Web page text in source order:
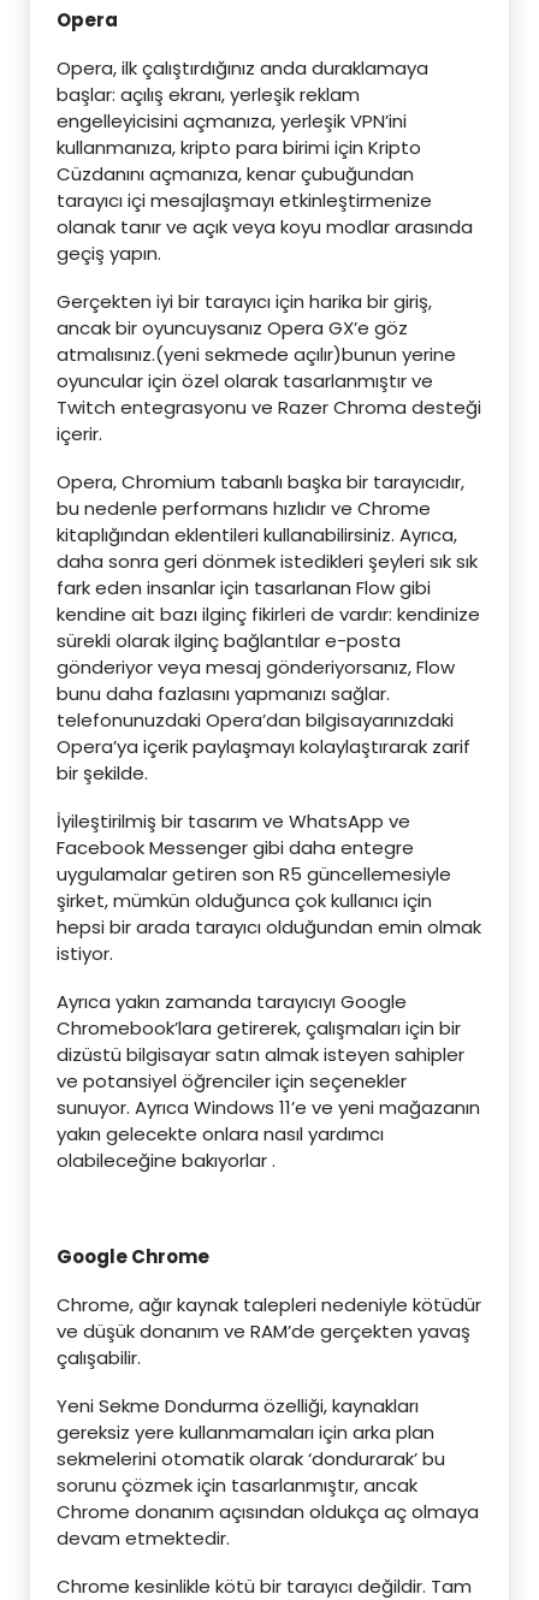
Opera
Opera, ilk çalıştırdığınız anda duraklamaya
başlar: açılış ekranı, yerleşik reklam
engelleyicisini açmanıza, yerleşik VPN’ini
kullanmanıza, kripto para birimi için Kripto
Cüzdanını açmanıza, kenar çubuğundan
tarayıcı içi mesajlaşmayı etkinleştirmenize
olanak tanır ve açık veya koyu modlar arasında
geçiş yapın.
Gerçekten iyi bir tarayıcı için harika bir giriş,
ancak bir oyuncuysanız Opera GX’e göz
atmalısınız.(yeni sekmede açılır)bunun yerine
oyuncular için özel olarak tasarlanmıştır ve
Twitch entegrasyonu ve Razer Chroma desteği
içerir.
Opera, Chromium tabanlı başka bir tarayıcıdır,
bu nedenle performans hızlıdır ve Chrome
kitaplığından eklentileri kullanabilirsiniz. Ayrıca,
daha sonra geri dönmek istedikleri şeyleri sık sık
fark eden insanlar için tasarlanan Flow gibi
kendine ait bazı ilginç fikirleri de vardır: kendinize
sürekli olarak ilginç bağlantılar e-posta
gönderiyor veya mesaj gönderiyorsanız, Flow
bunu daha fazlasını yapmanızı sağlar.
telefonunuzdaki Opera’dan bilgisayarınızdaki
Opera’ya içerik paylaşmayı kolaylaştırarak zarif
bir şekilde.
İyileştirilmiş bir tasarım ve WhatsApp ve
Facebook Messenger gibi daha entegre
uygulamalar getiren son R5 güncellemesiyle
şirket, mümkün olduğunca çok kullanıcı için
hepsi bir arada tarayıcı olduğundan emin olmak
istiyor.
Ayrıca yakın zamanda tarayıcıyı Google
Chromebook’lara getirerek, çalışmaları için bir
dizüstü bilgisayar satın almak isteyen sahipler
ve potansiyel öğrenciler için seçenekler
sunuyor. Ayrıca Windows 11’e ve yeni mağazanın
yakın gelecekte onlara nasıl yardımcı
olabileceğine bakıyorlar .
Google Chrome
Chrome, ağır kaynak talepleri nedeniyle kötüdür
ve düşük donanım ve RAM’de gerçekten yavaş
çalışabilir.
Yeni Sekme Dondurma özelliği, kaynakları
gereksiz yere kullanmamaları için arka plan
sekmelerini otomatik olarak ‘dondurarak’ bu
sorunu çözmek için tasarlanmıştır, ancak
Chrome donanım açısından oldukça aç olmaya
devam etmektedir.
Chrome kesinlikle kötü bir tarayıcı değildir. Tam